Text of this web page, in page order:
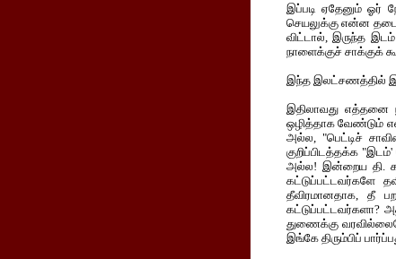
இப்படி ஏதேனும் ஓர்
செயலுக்கு என்ன
விட்டால், இருந்த இடம்
நாளைக்குச் சாக்குக்
இந்த இலட்சணத்தில்
இதிலாவது எத்தனை
ஒழித்தாக வேண்டும்
அல்ல, "பெட்டிச்
குறிப்பிடத்தக்க
அல்ல! இன்றைய தி. க.
கட்டுப்பட்டவர்களே
தீவிரமானதாக, தீ
கட்டுப்பட்டவர்களா?
துணைக்கு
இங்கே திரும்பிப்